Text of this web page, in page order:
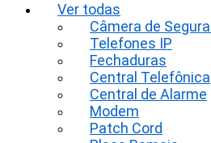
Ver todas
Câmera de
Telefones IP
Fechaduras
Central Telefônica
Central de Alarme
Modem
Patch Cord